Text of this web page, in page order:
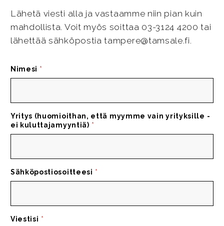
Lähetä viesti alla ja vastaamme niin pian kuin
mahdollista. Voit myös soittaa 03-3124 4200 tai
lähettää sähköpostia tampere@tamsale.fi.
Nimesi *
Yritys (huomioithan, että myymme vain yrityksille -
ei kuluttajamyyntiä) *
Sähköpostiosoitteesi *
Viestisi *